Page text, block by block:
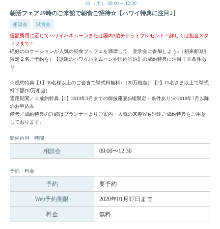
18 （土） 09:00 12:30
朝活フェア♪9時のご来館で朝食ご招待☆【ハワイ特典に注目♪】
相談会 試食会
総額費用に応じてハワイハネムーンまたは国内3泊チケットプレゼント！詳しくは担当スタ
ッフまで！
絶好のロケーションが人気の朝食ブッフェを満喫して、見学会に参加しよう♪（初来館3組
限定２名ご予約を）【話題のハワイハネムーンや国内宿泊】の成約特典に注目！※条件あ
り
☆成約特典【1】30名様以上のご会食で挙式料無料♪（20万相当）【2】15名さま以上で挙式
料半額(10万相当)
適用期間／☆成約特典【1】2019年3月までの御披露宴(5組限定・条件あり)※2018年7月以降
のお申込み
備考／成約特典の詳細はプランナーよりご案内・人気の来春Wも別途ご成約特典をご用意
しております。
開催内容・時間
相談会 09:00〜12:30
予約・料金
予約 要予約
Web予約期限 2020年01月17日まで
料金 無料